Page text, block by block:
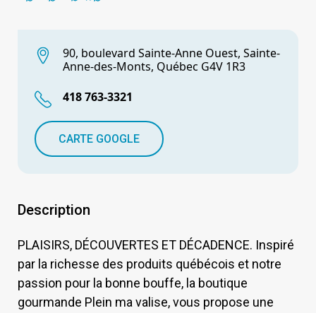
90, boulevard Sainte-Anne Ouest, Sainte-
Anne-des-Monts, Québec G4V 1R3
418 763-3321
CARTE GOOGLE
Description
PLAISIRS, DÉCOUVERTES ET DÉCADENCE. Inspiré
par la richesse des produits québécois et notre
passion pour la bonne bouffe, la boutique
gourmande Plein ma valise, vous propose une